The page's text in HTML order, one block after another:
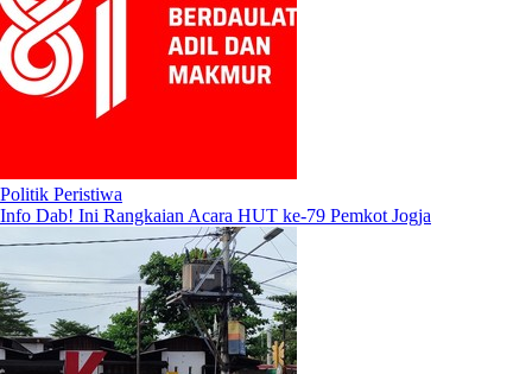
Politik Peristiwa
Info Dab! Ini Rangkaian Acara HUT ke-79 Pemkot Jogja